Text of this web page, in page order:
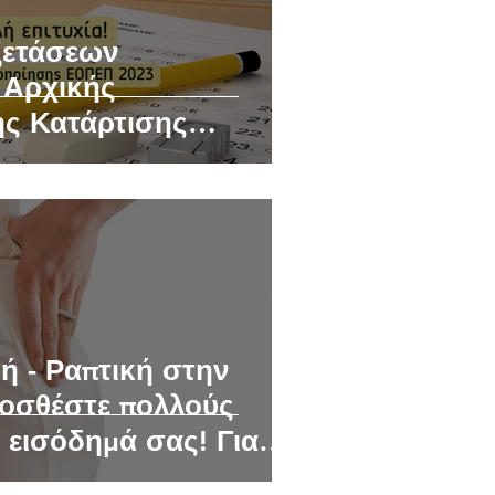
Κατάρτισης
& & Σ.Ε.Κ.
- Ραπτική στην
πολλούς
σας! Για